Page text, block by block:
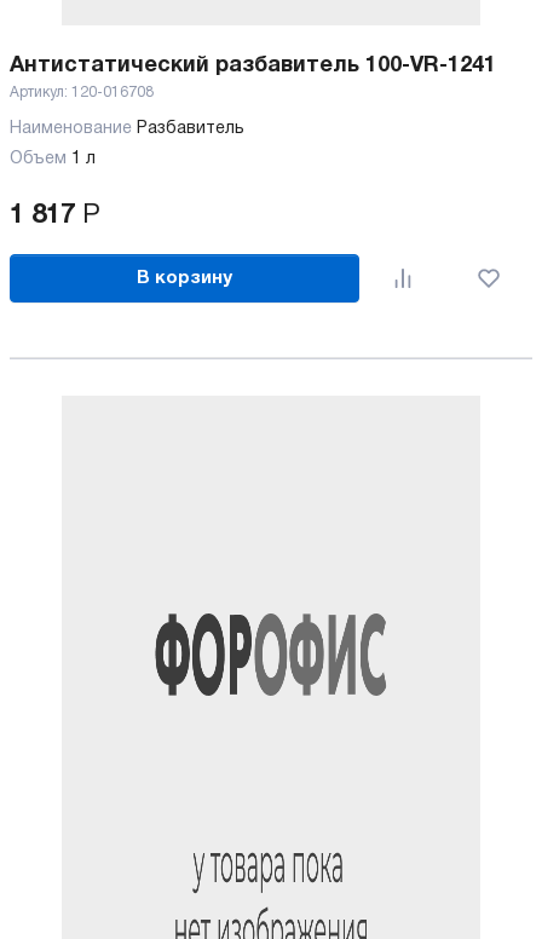
Антистатический разбавитель 100-VR-1241
Артикул: 120-016708
Наименование Разбавитель
Объем 1 л
1 817 Р
В корзину